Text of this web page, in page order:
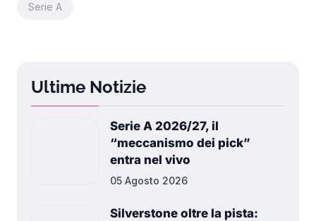
Serie A
Ultime Notizie
Serie A 2026/27, il
“meccanismo dei pick”
entra nel vivo
05 Agosto 2026
Silverstone oltre la pista: